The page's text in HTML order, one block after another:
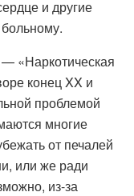
и другие
«Наркотическая
конец XX и
проблемой
многие
от печалей
или же ради
из-за